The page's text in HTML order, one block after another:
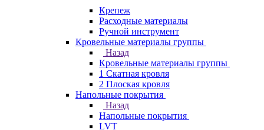
Крепеж
Расходные материалы
Ручной инструмент
Кровельные материалы группы
Назад
Кровельные материалы группы
1 Скатная кровля
2 Плоская кровля
Напольные покрытия
Назад
Напольные покрытия
LVT